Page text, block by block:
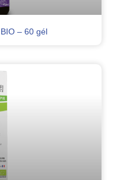
– 60 gél